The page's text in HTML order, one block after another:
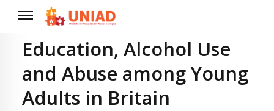
Education, Alcohol Use
and Abuse among Young
Adults in Britain